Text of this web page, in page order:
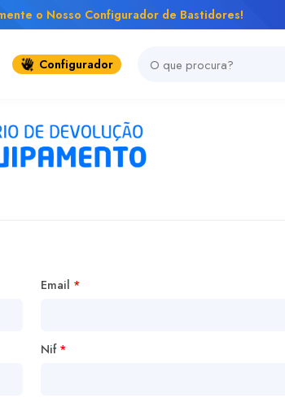
o Nosso Configurador de Bastidores!
Configurador
Email *
Nif*